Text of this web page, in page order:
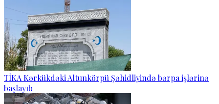
TİKA Kərkükdəki Altunkörpü Şəhidliyində bərpa işlərinə
başlayıb